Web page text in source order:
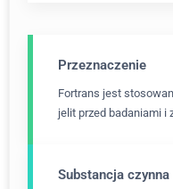
Przeznaczenie
Fortrans jest
jelit przed badaniami i
Substancja czynna